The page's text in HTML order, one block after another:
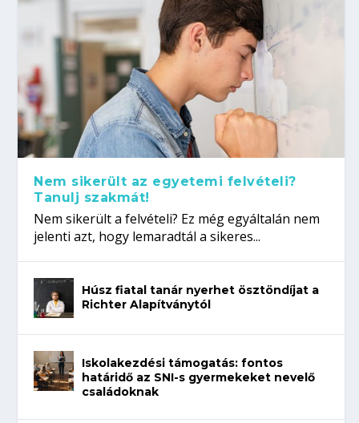
Nem sikerült az egyetemi felvételi?
Tanulj szakmát!
Nem sikerült a felvételi? Ez még egyáltalán nem
jelenti azt, hogy lemaradtál a sikeres...
Húsz fiatal tanár nyerhet ösztöndíjat a
Richter Alapítványtól
Iskolakezdési támogatás: fontos
határidő az SNI-s gyermekeket nevelő
családoknak